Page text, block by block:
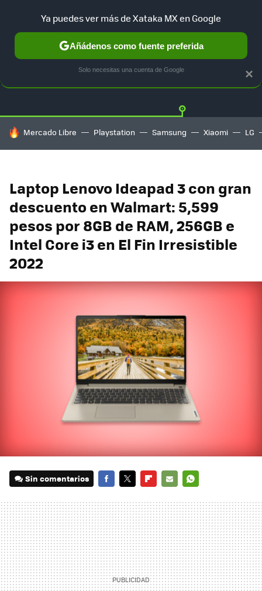
GUÍA DE COMPRAS MERCADO LIBRE
HOY SE HABLA DE
Mercado Libre Playstation Samsung Xiaomi LG
Laptop Lenovo Ideapad 3 con gran
descuento en Walmart: 5,599
pesos por 8GB de RAM, 256GB e
Intel Core i3 en El Fin Irresistible
2022
Sin comentarios
MAIL
×
Ya puedes ver más de Xataka MX en Google
Añádenos como fuente preferida
Solo necesitas una cuenta de Google